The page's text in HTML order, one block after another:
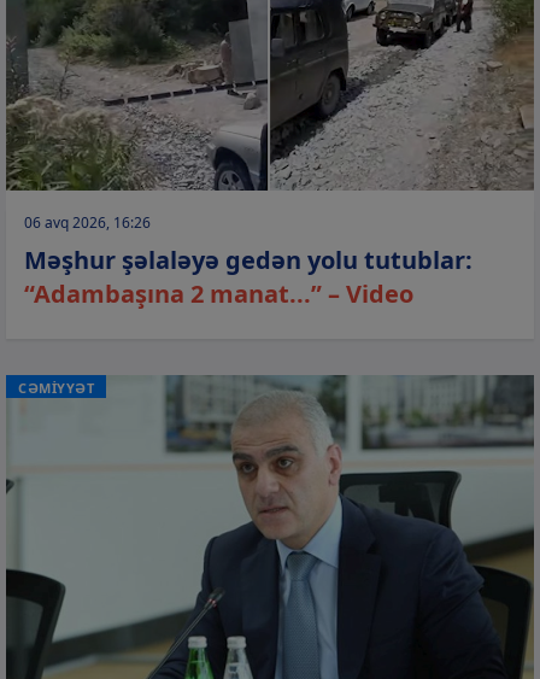
06 avq 2026, 16:26
Məşhur şəlaləyə gedən yolu tutublar:
“Adambaşına 2 manat...” – Video
CƏMİYYƏT